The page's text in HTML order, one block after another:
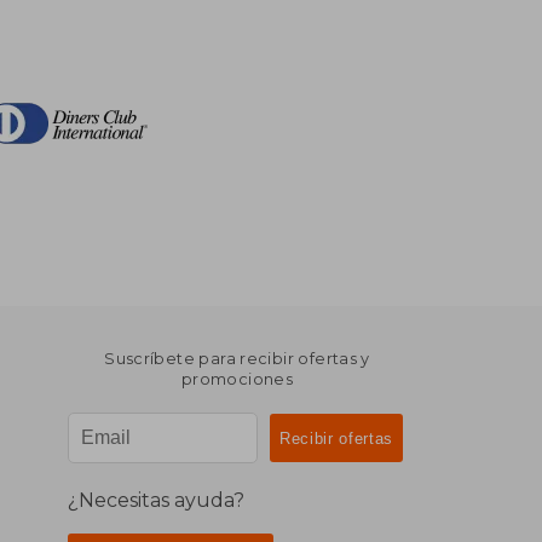
Suscríbete para recibir ofertas y
promociones
¿Necesitas ayuda?